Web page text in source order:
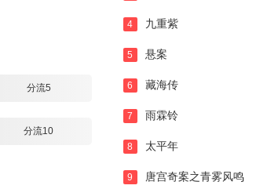
分流5
分流10
4 九重紫
5 悬案
6 藏海传
7 雨霖铃
8 太平年
9 唐宫奇案之青雾风鸣